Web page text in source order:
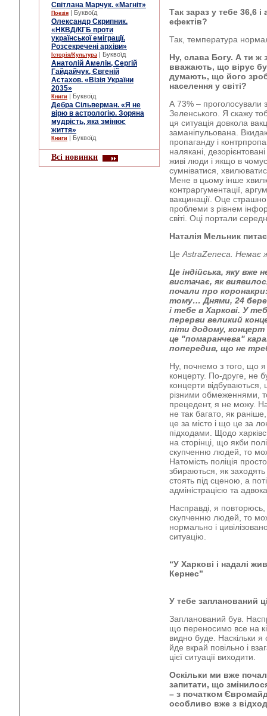
Світлана Марчук. «Магніт»
Поезія | Буквоїд
Олександр Скрипник.
«НКВД/КГБ проти
української еміграції.
Розсекречені архіви»
Історія/Культура | Буквоїд
Анатолій Амелін, Сергій
Гайдайчук, Євгеній
Астахов. «Візія України
2035»
Книги | Буквоїд
Дебра Сільверман. «Я не
вірю в астрологію. Зоряна
мудрість, яка змінює
життя»
Книги | Буквоїд
Всі новинки
Так зараз у тебе 36,6
ефектів?
Так, температура
Ну, слава Богу. А ти ж
вважають, що вірус
думають, що його
населення у світі?
А 73% –
Зеленського. Я скажу
ця ситуація довкола
заманіпульована.
пропаганду і
налякані,
живі люди і якщо в
сумніватися,
Мене в цьому інше
контраргументації,
вакцинації. Оце
проблеми з рівнем
світі. Оці портали
Наталія Мельник
Це AstraZeneca. Немає ж
Це індійська, яку вже
вистачає, як
почали про
тому… Днями, 24
і тебе в Харкові. У
перерви великий
піти додому, концерт
це "помаранчева"
попередив, що не
Ну, почнемо з того, що я
концерту. По-друге, не
концерти відбуваються,
різними обмеженнями,
прецедент, я не можу.
не так багато, як
це за місто і що це за
підходами. Щодо
на сторінці, що якби
скупченню людей, то
Натомість поліція
збираються, як
стоять під сценою, а
адміністрацією та
Насправді, я повторюсь,
скупченню людей, то
нормально і
ситуацію.
“У Харкові і надалі
Кернес”
У тебе запланований
Запланований був.
що переносимо все на
видно буде. Наскільки я
йде вкрай повільно і
цієї ситуації виходити.
Оскільки ми вже
запитати, що
– з початком
особливо вже з